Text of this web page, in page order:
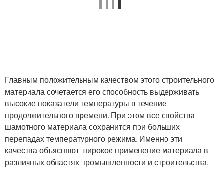
Цены на кирпич Этаж из кирпича
Главным положительным качеством этого строительного
материала сочетается его способность выдерживать
высокие показатели температуры в течение
продолжительного времени. При этом все свойства
шамотного материала сохранится при больших
перепадах температурного режима. Именно эти
качества объясняют широкое применение материала в
различных областях промышленности и строительства.